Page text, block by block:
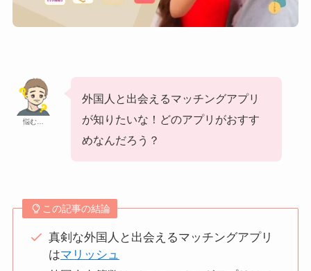
悩む…
外国人と出会えるマッチングアプリ
が知りたいな！どのアプリがおすす
めなんだろう？
この記事の結論
真剣な外国人と出会えるマッチングアプリ
はマリッシュ